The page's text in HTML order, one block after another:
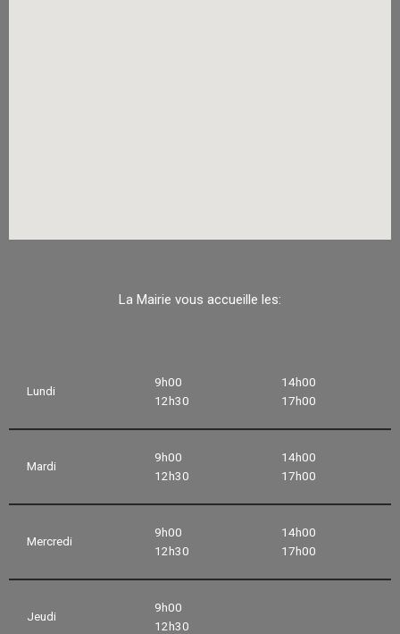
La Mairie vous accueille les:
Lundi
9h00
12h30
14h00
17h00
Mardi
9h00
12h30
14h00
17h00
Mercredi
9h00
12h30
14h00
17h00
Jeudi
9h00
12h30